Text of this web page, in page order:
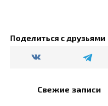
Поделиться с друзьями
Свежие записи